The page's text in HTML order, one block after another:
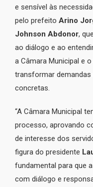
e sensível às
pelo prefeito Arino
Johnson Abdonor,
ao diálogo e ao
a Câmara Municipal e
transformar
concretas.
“A Câmara Municipal
processo, aprovando
de interesse dos
figura do presidente
fundamental para que
com diálogo e